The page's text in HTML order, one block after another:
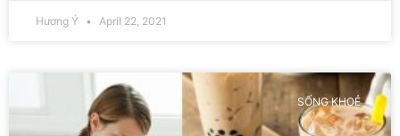
Hương Ý April 22, 2021
SỐNG KHOẺ